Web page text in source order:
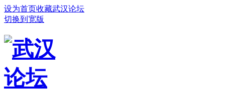
设为首页收藏武汉论坛
切换到宽版